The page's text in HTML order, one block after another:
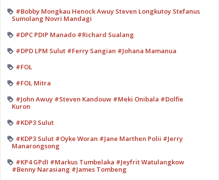
#Bobby Mongkau Henock Awuy Steven Longkutoy Stefanus
Sumolang Novri Mandagi
#DPC PDIP Manado #Richard Sualang
#DPD LPM Sulut #Ferry Sangian #Johana Mamanua
#FOL
#FOL Mitra
#John Awuy #Steven Kandouw #Meki Onibala #Dolfie
Kuron
#KDP3 Sulut
#KDP3 Sulut #Oyke Woran #Jane Marthen Polii #Jerry
Manarongsong
#KP4 GPdI #Markus Tumbelaka #Jeyfrit Watulangkow
#Benny Narasiang #James Tombeng